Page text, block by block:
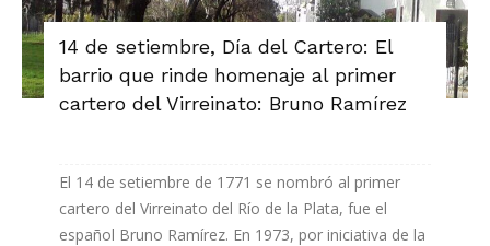
14 de setiembre, Día del Cartero: El
barrio que rinde homenaje al primer
cartero del Virreinato: Bruno Ramírez
El 14 de setiembre de 1771 se nombró al primer
cartero del Virreinato del Río de la Plata, fue el
español Bruno Ramírez. En 1973, por iniciativa de la